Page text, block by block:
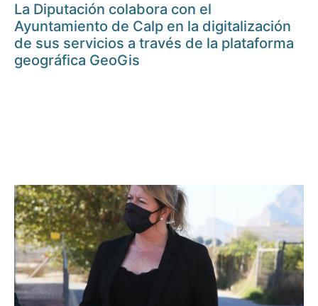
La Diputación colabora con el
Ayuntamiento de Calp en la digitalización
de sus servicios a través de la plataforma
geográfica GeoGis